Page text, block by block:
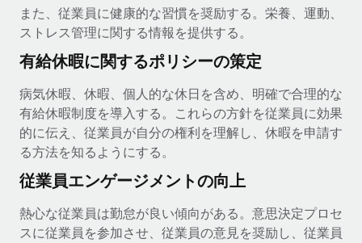
また、従業員に健康的な習慣を奨励する。栄養、運動、
ストレス管理に関する情報を提供する。
有給休暇に関するポリシーの策定
病気休暇、休暇、個人的な休日を含め、明確で合理的な
有給休暇制度を導入する。これらの方針を従業員に効果
的に伝え、従業員が自分の権利を理解し、休暇を申請す
る方法を知るようにする。
従業員エンゲージメントの向上
熱心な従業員は勤怠が良い傾向がある。意思決定プロセ
スに従業員を参加させ、従業員の意見を奨励し、従業員